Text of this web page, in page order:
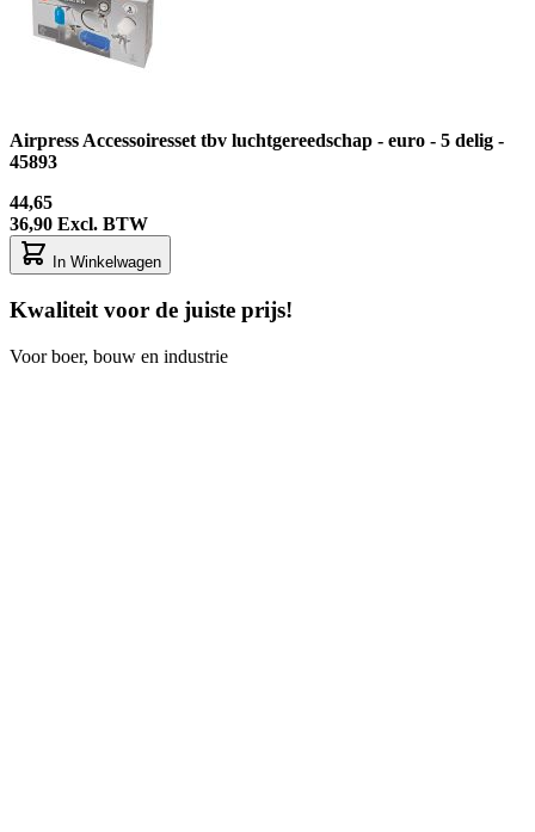
Airpress Accessoiresset tbv luchtgereedschap - euro - 5 delig -
45893
44,65
36,90 Excl. BTW
In Winkelwagen
Kwaliteit voor de juiste prijs!
Voor boer, bouw en industrie